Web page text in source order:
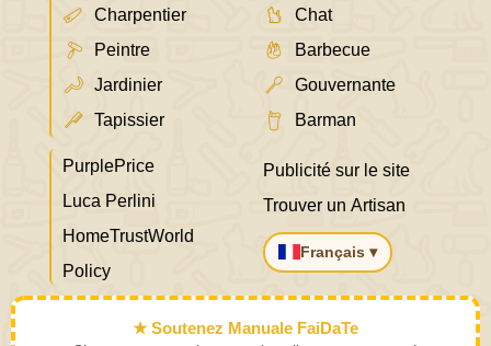
Charpentier
Peintre
Jardinier
Tapissier
Chat
Barbecue
Gouvernante
Barman
PurplePrice
Luca Perlini
HomeTrustWorld
Policy
Publicité sur le site
Trouver un Artisan
Français ▾
★ Soutenez Manuale FaiDaTe